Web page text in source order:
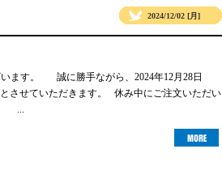
2024/12/02 [月]
います。 誠に勝手ながら、2024年12月28日
させていただきます。 休み中にご注文いただい
...